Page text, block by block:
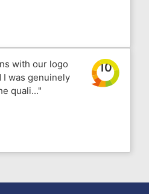
with our logo
I was genuinely
quali..."
10